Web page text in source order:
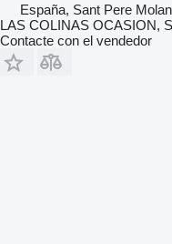
España, Sant Pere
LAS COLINAS OCASION,
Contacte con el vendedor